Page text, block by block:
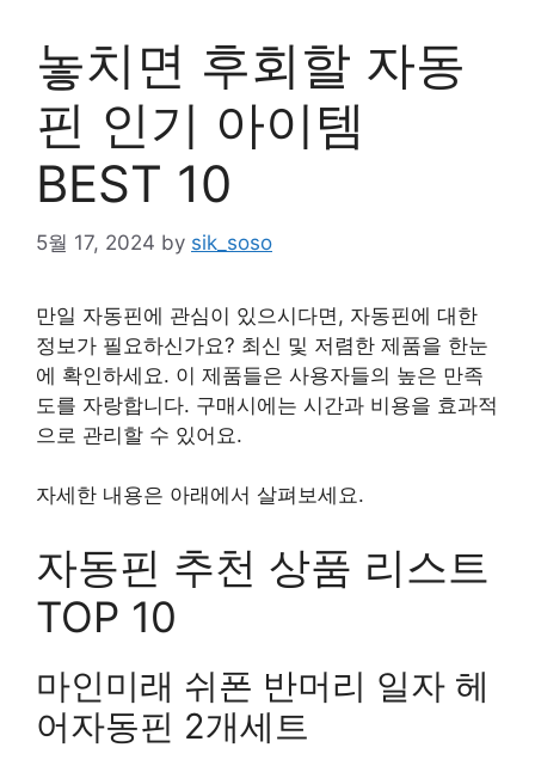
놓치면 후회할 자동
핀 인기 아이템
BEST 10
5월 17, 2024 by sik_soso
만일 자동핀에 관심이 있으시다면, 자동핀에 대한
정보가 필요하신가요? 최신 및 저렴한 제품을 한눈
에 확인하세요. 이 제품들은 사용자들의 높은 만족
도를 자랑합니다. 구매시에는 시간과 비용을 효과적
으로 관리할 수 있어요.
자세한 내용은 아래에서 살펴보세요.
자동핀 추천 상품 리스트
TOP 10
마인미래 쉬폰 반머리 일자 헤
어자동핀 2개세트